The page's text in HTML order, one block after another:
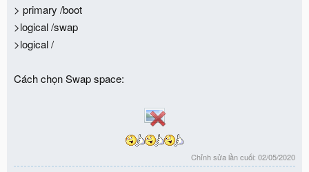
> primary /boot
>logical /swap
>logical /
Cách chọn Swap space:
Chỉnh sửa lần cuối: 02/05/2020